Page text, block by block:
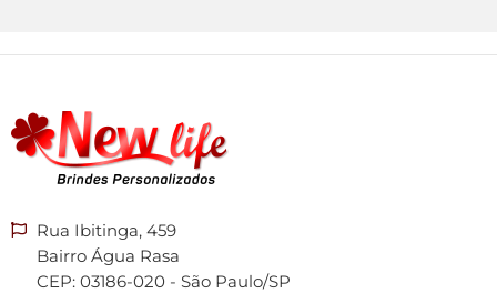
Rua Ibitinga, 459
Bairro Água Rasa
CEP: 03186-020 - São Paulo/SP